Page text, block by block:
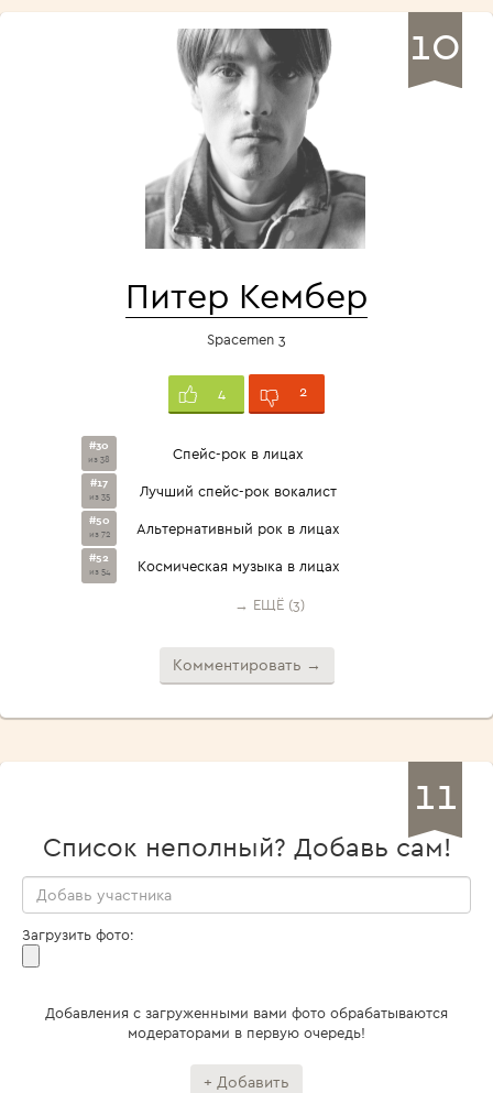
10
Питер Кембер
Spacemen 3
4 2
#30
из 38 Спейс-рок в лицах
#17
из 35 Лучший спейс-рок вокалист
#50
из 72 Альтернативный рок в лицах
#52
из 54 Космическая музыка в лицах
→ ЕЩЁ (3)
Комментировать →
11
Список неполный? Добавь сам!
Загрузить фото:
Добавления с загруженными вами фото обрабатываются
модераторами в первую очередь!